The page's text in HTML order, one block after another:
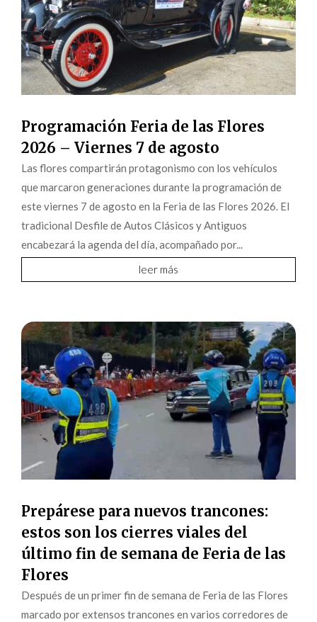
Programación Feria de las Flores
2026 – Viernes 7 de agosto
Las flores compartirán protagonismo con los vehículos
que marcaron generaciones durante la programación de
este viernes 7 de agosto en la Feria de las Flores 2026. El
tradicional Desfile de Autos Clásicos y Antiguos
encabezará la agenda del día, acompañado por...
leer más
Prepárese para nuevos trancones:
estos son los cierres viales del
último fin de semana de Feria de las
Flores
Después de un primer fin de semana de Feria de las Flores
marcado por extensos trancones en varios corredores de